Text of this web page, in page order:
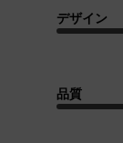
デザイン
品質